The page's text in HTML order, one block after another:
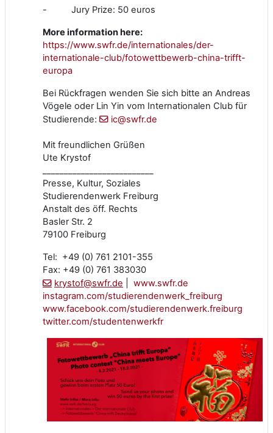
- Jury Prize: 50 euros
More information here:
https://www.swfr.de/internationales/der-
internationale-club/fotowettbewerb-china-trifft-
europa
Bei Rückfragen wenden Sie sich bitte an Andreas
Vögele oder Lin Yin vom Internationalen Club für
Studierende:
ic@swfr.de
Mit freundlichen Grüßen
Ute Krystof
Presse, Kultur, Soziales
Studierendenwerk Freiburg
Anstalt des öff. Rechts
Basler Str. 2
79100 Freiburg
Tel: +49 (0) 761 2101-355
Fax: +49 (0) 761 383030
krystof@swfr.de
www.swfr.de
instagram.com/studierendenwerk_freiburg
www.facebook.com/studierendenwerk.freiburg
twitter.com/studentenwerkfr